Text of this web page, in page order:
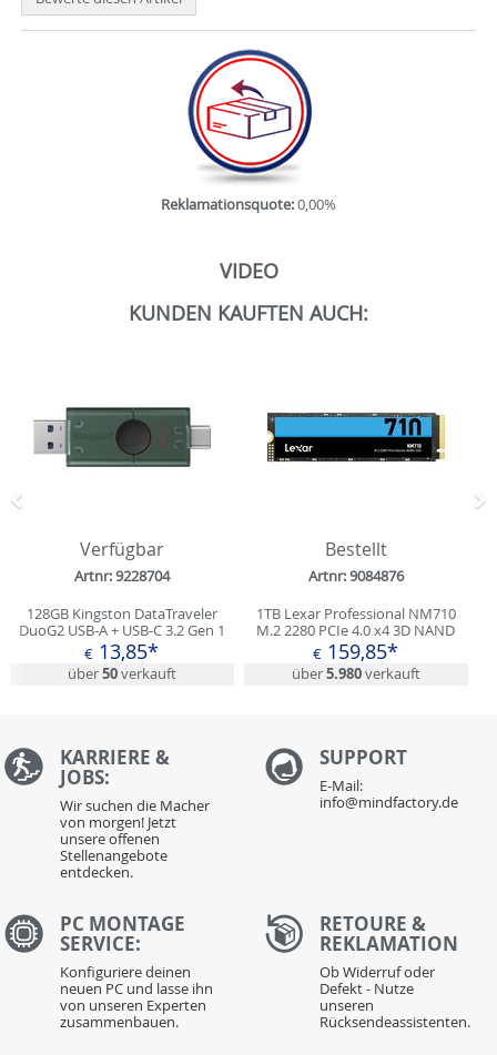
Reklamationsquote:0,00%
VIDEO
KUNDEN KAUFTEN AUCH:
Verfügbar
Artnr: 9228704
128GB Kingston DataTraveler
DuoG2 USB-A + USB-C 3.2 Gen 1
€ 13,85*
über50verkauft
Bestellt
Artnr: 9084876
1TB Lexar Professional NM710
M.2 2280 PCIe 4.0 x4 3D NAND
(LNM710X001T-RNNNG)
€ 159,85*
über5.980verkauft
Zurück
KARRIERE &
JOBS:
Wir suchen die Macher
von morgen! Jetzt
unsere offenen
Stellenangebote
entdecken.
SUPPORT
E-Mail:
info@mindfactory.de
PC MONTAGE
SERVICE:
Konfiguriere deinen
neuen PC und lasse ihn
von unseren Experten
zusammenbauen.
RETOURE &
REKLAMATION
Ob Widerruf oder
Defekt - Nutze
unseren
Rücksendeassistenten.